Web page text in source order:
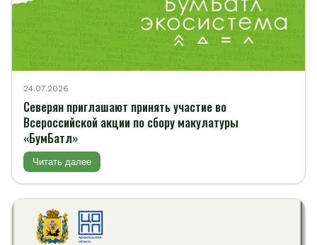
24.07.2026
Северян приглашают принять участие во
Всероссийской акции по сбору макулатуры
«БумБатл»
Читать далее